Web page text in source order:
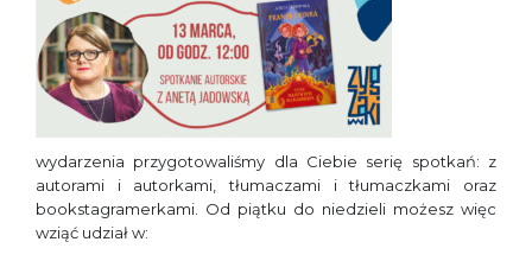
wydarzenia przygotowaliśmy dla Ciebie serię spotkań: z
autorami i autorkami, tłumaczami i tłumaczkami oraz
bookstagramerkami. Od piątku do niedzieli możesz więc
wziąć udział w: